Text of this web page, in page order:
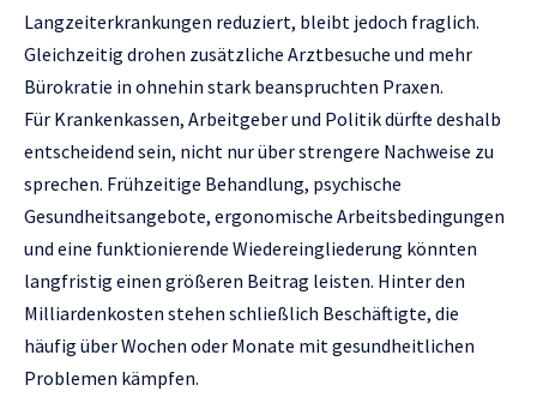
Langzeiterkrankungen reduziert, bleibt jedoch fraglich.
Gleichzeitig drohen zusätzliche Arztbesuche und mehr
Bürokratie in ohnehin stark beanspruchten Praxen.
Für Krankenkassen, Arbeitgeber und Politik dürfte deshalb
entscheidend sein, nicht nur über strengere Nachweise zu
sprechen. Frühzeitige Behandlung, psychische
Gesundheitsangebote, ergonomische Arbeitsbedingungen
und eine funktionierende Wiedereingliederung könnten
langfristig einen größeren Beitrag leisten. Hinter den
Milliardenkosten stehen schließlich Beschäftigte, die
häufig über Wochen oder Monate mit gesundheitlichen
Problemen kämpfen.